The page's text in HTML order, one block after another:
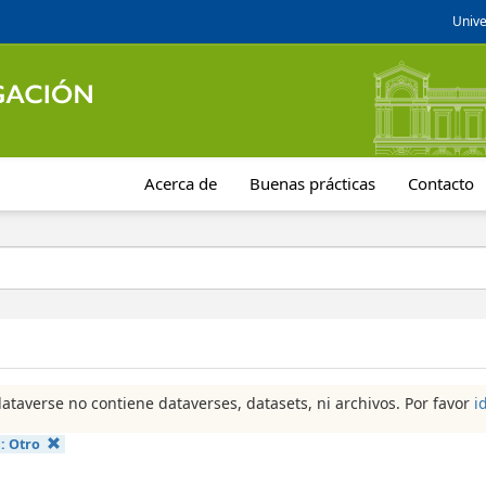
Acerca de Buenas prácticas Contacto
no contiene dataverses, datasets, ni archivos. Por favor
Otro